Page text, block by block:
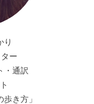
り
ー
・通訳
歩き方」